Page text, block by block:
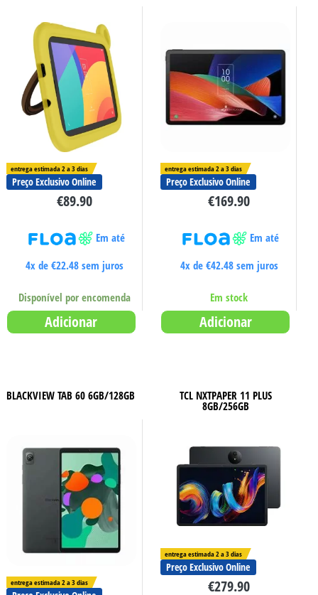
entrega estimada 2 a 3 dias
Preço Exclusivo Online
€89.90
Em até
4x de€22.48 sem juros
Disponível por encomenda
Adicionar
entrega estimada 2 a 3 dias
Preço Exclusivo Online
€169.90
Em até
4x de €42.48sem juros
Em stock
Adicionar
BLACKVIEW TAB 60 6GB/128GB
entrega estimada 2 a 3 dias
TCL NXTPAPER 11 PLUS
8GB/256GB
entrega estimada 2 a 3 dias
Preço Exclusivo Online
€279.90